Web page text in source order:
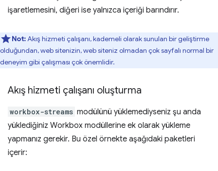
işaretlemesini, diğeri ise yalnızca içeriği barındırır.
Not:Akış hizmeti çalışanı, kademeli olarak sunulan bir geliştirme
olduğundan, web sitenizin, web siteniz olmadan çok sayfalı normal bir
deneyim gibi çalışması çok önemlidir.
Akış hizmeti çalışanı oluşturma
workbox-streams modülünü yüklemediyseniz şu anda
yüklediğiniz Workbox modüllerine ek olarak yükleme
yapmanız gerekir. Bu özel örnekte aşağıdaki paketleri
içerir: